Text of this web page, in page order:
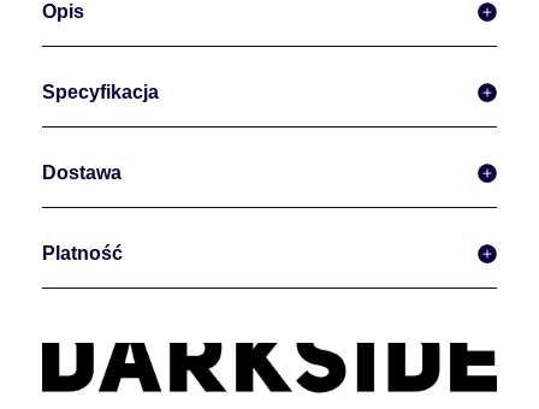
Opis
Specyfikacja
Dostawa
Platność